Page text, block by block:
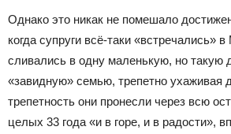
Однако это никак не помешало
когда супруги всё-таки «встречались»
сливались в одну маленькую, но такую
«завидную» семью, трепетно ухаживая
трепетность они пронесли через всю
целых 33 года «и в горе, и в радости»,